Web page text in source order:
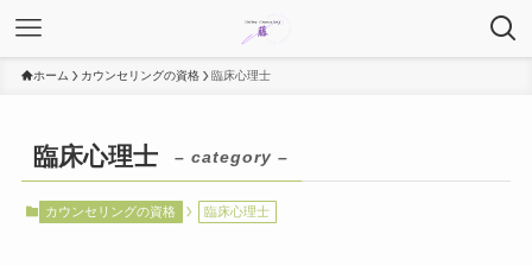
ホーム カウンセリングの資格 臨床心理士
臨床心理士 – category –
カウンセリングの資格 臨床心理士